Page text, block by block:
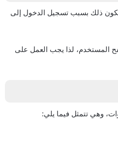
ذلك بسبب تسجيل الدخول إلى
المستخدم، لذا يجب العمل على
وهي تتمثل فيما يلي: